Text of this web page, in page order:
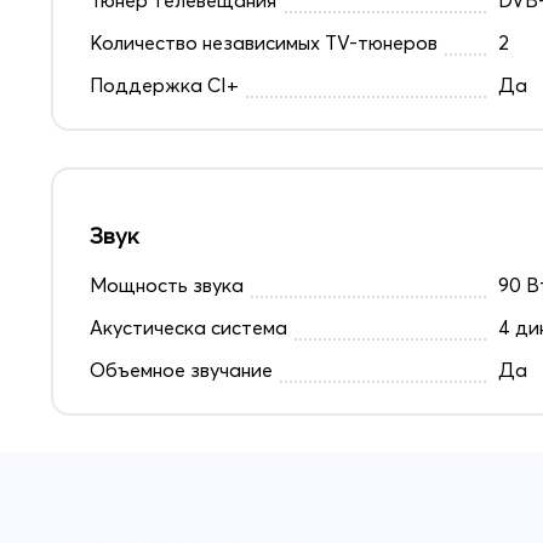
Количество независимых TV-тюнеров
2
Поддержка CI+
Да
Звук
Мощность звука
90
Акустическа система
4
Объемное звучание
Да